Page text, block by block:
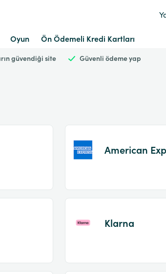
Oyun Ön Ödemeli Kredi Kartları
güvendiği site Güvenli ödeme yap
American
Klarna